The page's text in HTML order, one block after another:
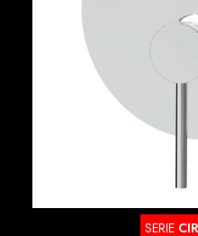
SERIE